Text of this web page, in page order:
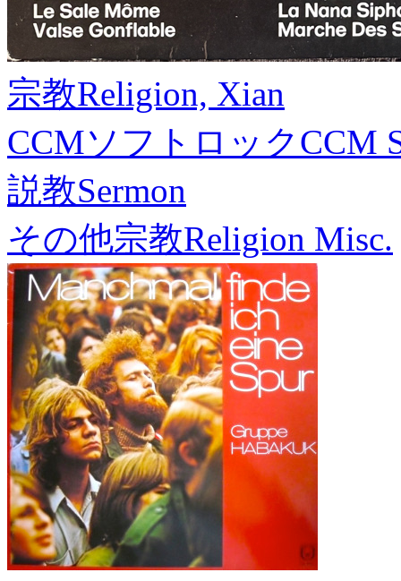
宗教Religion, Xian
CCMソフトロックCCM
説教Sermon
その他宗教Religion Misc.